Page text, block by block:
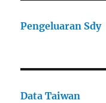
Pengeluaran Sdy
Data Taiwan